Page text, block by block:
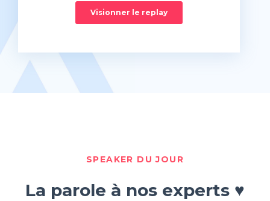
SPEAKER DU JOUR
La parole à nos experts ♥